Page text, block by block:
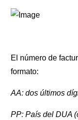
El número de
formato:
AA: dos últimos
PP: País del DUA